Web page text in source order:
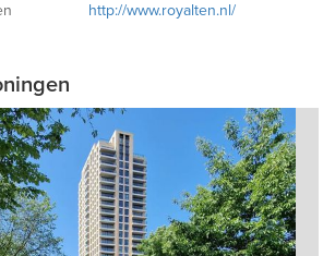
http://www.royalten.nl/